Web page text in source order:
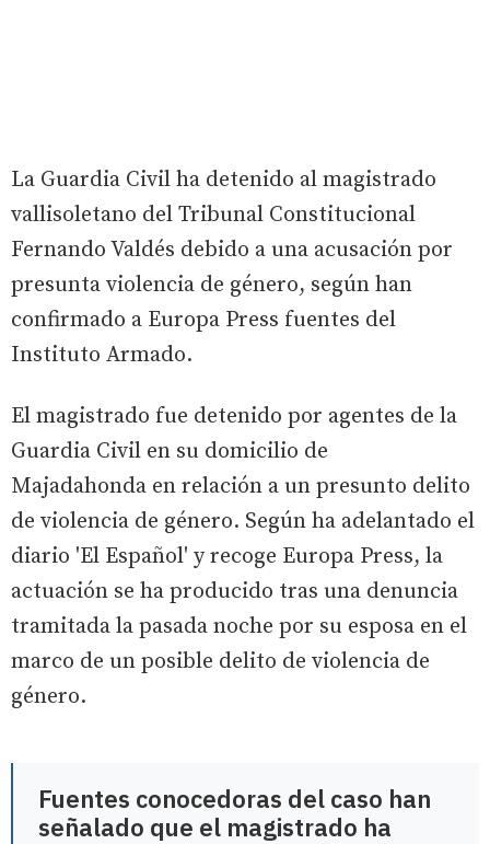
La Guardia Civil ha detenido al magistrado
vallisoletano del Tribunal Constitucional
Fernando Valdés debido a una acusación por
presunta violencia de género, según han
confirmado a Europa Press fuentes del
Instituto Armado.
El magistrado fue detenido por agentes de la
Guardia Civil en su domicilio de
Majadahonda en relación a un presunto delito
de violencia de género. Según ha adelantado el
diario 'El Español' y recoge Europa Press, la
actuación se ha producido tras una denuncia
tramitada la pasada noche por su esposa en el
marco de un posible delito de violencia de
género.
Fuentes conocedoras del caso han
señalado que el magistrado ha